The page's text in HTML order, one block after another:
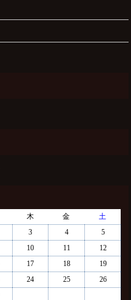
木 金
土
3 4
5
10 11
12
17 18
19
24 25
26